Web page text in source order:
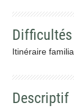
Difficultés
Itinéraire
Descriptif